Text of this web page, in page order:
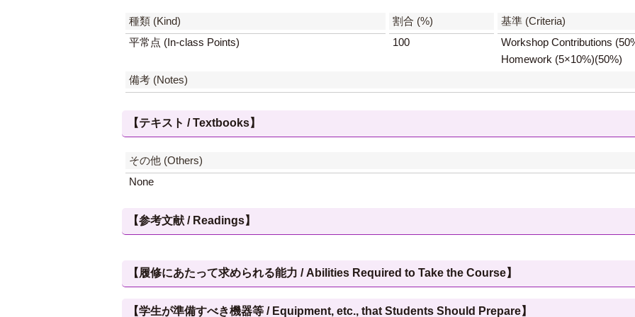
種類 (Kind) 割合 (%)
基準 (Criteria)
平常点 (In-class Points)
100
Workshop Contributions
Homework (5×10%)(50%)
備考 (Notes)
【テキスト / Textbooks】
その他 (Others)
None
【参考文献 / Readings】
【履修にあたって求められる能力 / Abilities Required to Take the Course】
【学生が準備すべき機器等 / Equipment, etc., that Students Should Prepare】